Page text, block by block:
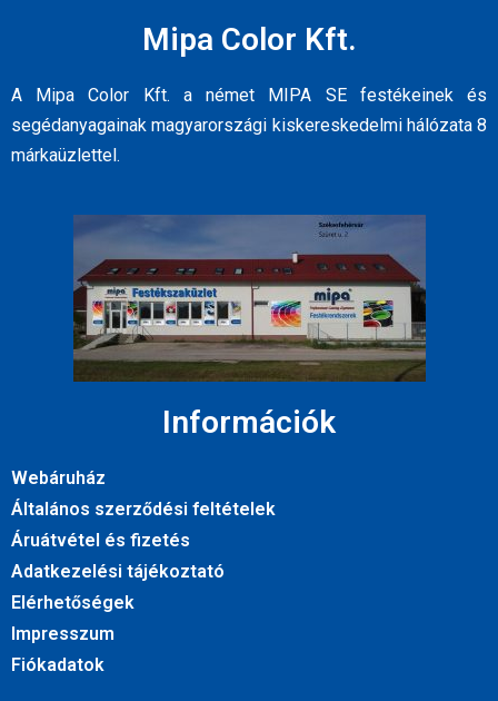
Mipa Color Kft.
A Mipa Color Kft. a német MIPA SE festékeinek és
segédanyagainak magyarországi kiskereskedelmi hálózata 8
márkaüzlettel.
Információk
Webáruház
Általános szerződési feltételek
Áruátvétel és fizetés
Adatkezelési tájékoztató
Elérhetőségek
Impresszum
Fiókadatok